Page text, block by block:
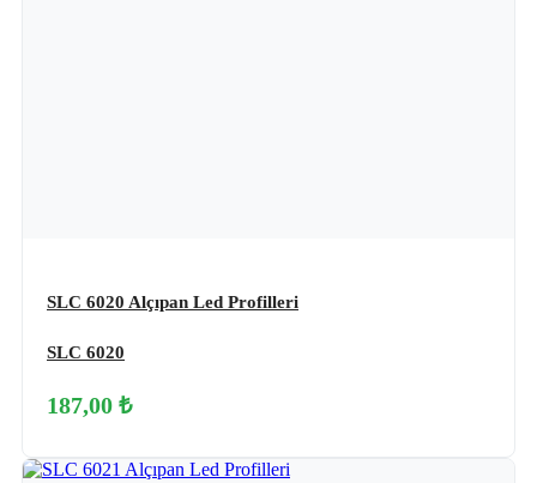
SLC 6020 Alçıpan Led Profilleri
SLC 6020
187,00 ₺